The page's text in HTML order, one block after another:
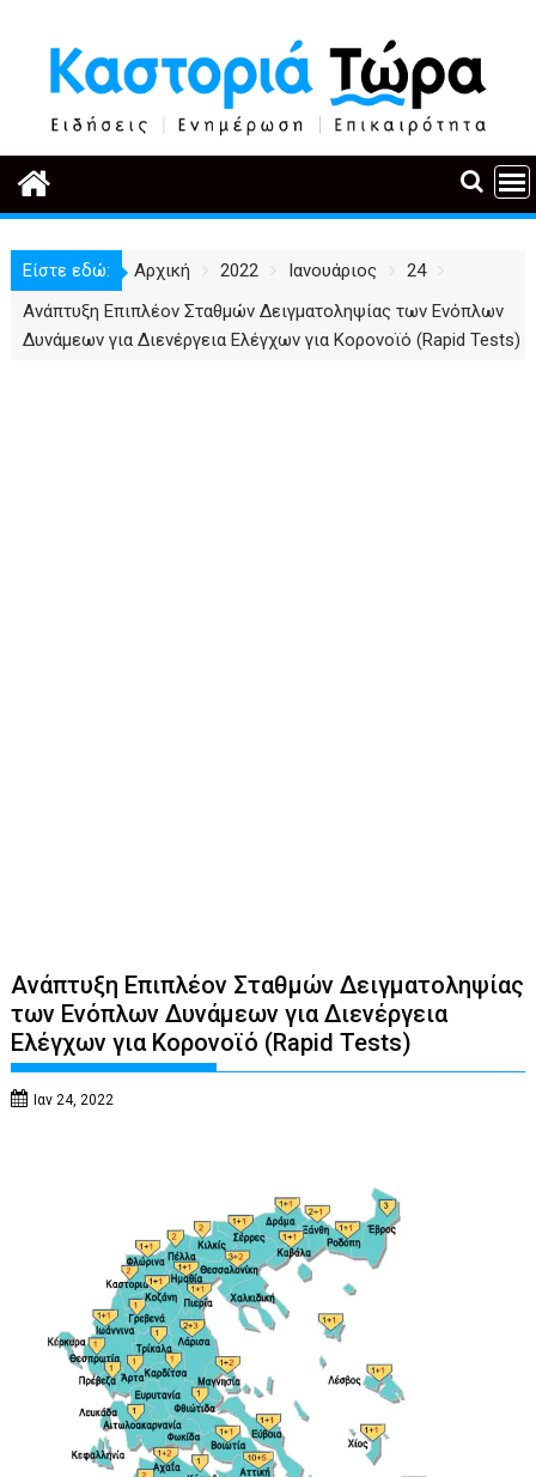
περιεχόμενο
Είστε εδώ: Αρχική 2022 Ιανουάριος
24
Ανάπτυξη Επιπλέον Σταθμών Δειγματοληψίας των Ενόπλων
Δυνάμεων για Διενέργεια Ελέγχων για Κορονοϊό (Rapid Tests)
Ανάπτυξη Επιπλέον Σταθμών Δειγματοληψίας
των Ενόπλων Δυνάμεων για Διενέργεια
Ελέγχων για Κορονοϊό (Rapid Tests)
Ιαν 24, 2022